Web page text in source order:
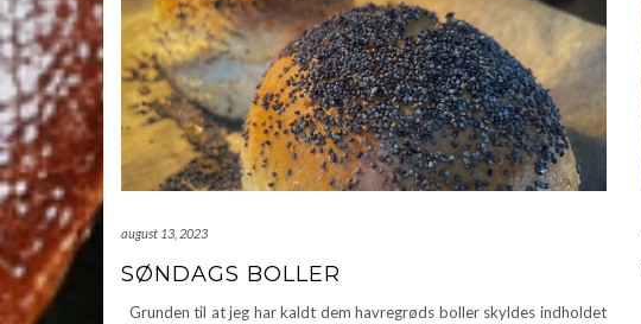
august 13, 2023
SØNDAGS BOLLER
Grunden til at jeg har kaldt dem havregrøds boller skyldes indholdet